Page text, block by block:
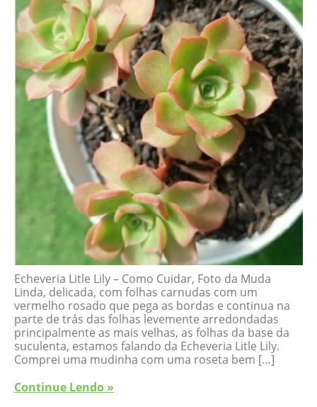
Echeveria Litle Lily – Como Cuidar, Foto da Muda
Linda, delicada, com folhas carnudas com um
vermelho rosado que pega as bordas e continua na
parte de trás das folhas levemente arredondadas
principalmente as mais velhas, as folhas da base da
suculenta, estamos falando da Echeveria Litle Lily.
Comprei uma mudinha com uma roseta bem […]
Continue Lendo »